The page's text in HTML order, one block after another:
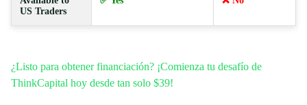
US Traders
¿Listo para obtener financiación? ¡Comienza tu desafío de
ThinkCapital hoy desde tan solo $39!